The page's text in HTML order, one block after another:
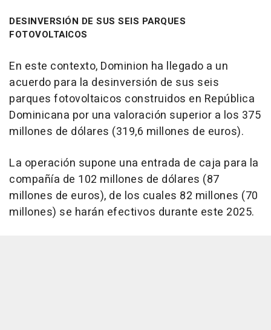
DESINVERSIÓN DE SUS SEIS PARQUES
FOTOVOLTAICOS
En este contexto, Dominion ha llegado a un
acuerdo para la desinversión de sus seis
parques fotovoltaicos construidos en República
Dominicana por una valoración superior a los 375
millones de dólares (319,6 millones de euros).
La operación supone una entrada de caja para la
compañía de 102 millones de dólares (87
millones de euros), de los cuales 82 millones (70
millones) se harán efectivos durante este 2025.